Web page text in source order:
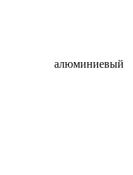
алюминиевый